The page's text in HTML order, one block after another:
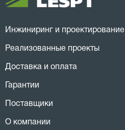
Инжиниринг и проектирование
Реализованные проекты
Доставка и оплата
Гарантии
Поставщики
О компании